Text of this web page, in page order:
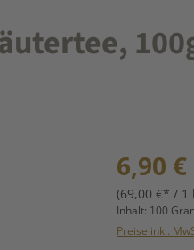
Regulärer
6,90 €
(69,00 €* / 1
Inhalt: 100
Preise inkl.